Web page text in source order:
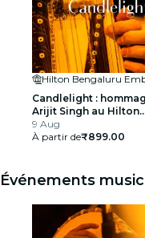
Candlelight :
Arijit Singh au Hilton
Embassy Manyata
9 Aug
À partir de₹899.00
Événements